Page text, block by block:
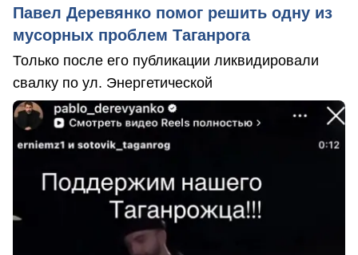
Павел Деревянко помог решить одну из
мусорных проблем Таганрога
Только после его публикации ликвидировали
свалку по ул. Энергетической